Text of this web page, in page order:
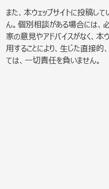
また、本ウェッブサイトに投稿し
ん。個別相談がある場合には、
家の意見やアドバイスがなく、本
用することにより、生じた直接
ては、一切責任を負いません。